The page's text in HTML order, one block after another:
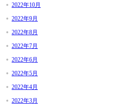
2022年10月
2022年9月
2022年8月
2022年7月
2022年6月
2022年5月
2022年4月
2022年3月